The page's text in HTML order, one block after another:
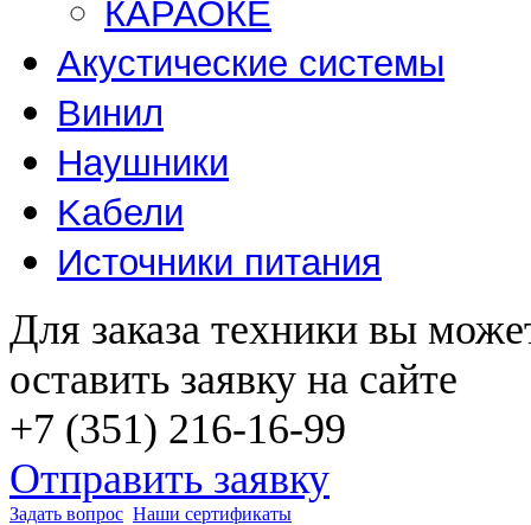
КАРАОКЕ
Акустические системы
Винил
Наушники
Kабели
Источники питания
Для заказа техники вы
оставить заявку на сайте
+7 (351) 216-16-99
Отправить заявку
Задать вопрос Наши сертификаты